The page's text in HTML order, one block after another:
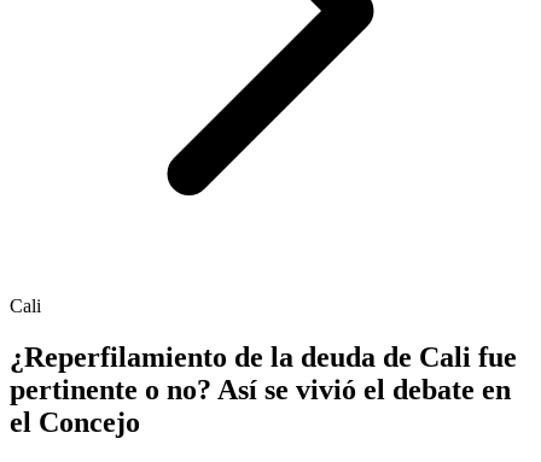
Cali
¿Reperfilamiento de la deuda de Cali fue
pertinente o no? Así se vivió el debate en
el Concejo